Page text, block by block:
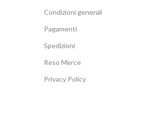
Condizioni generali
Pagamenti
Spedizioni
Reso Merce
Privacy Policy